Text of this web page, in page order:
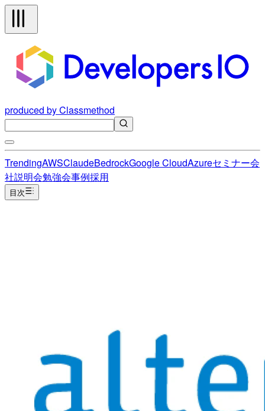
produced by Classmethod
TrendingAWSClaudeBedrockGoogle CloudAzureセミナー会
社説明会勉強会事例採用
目次